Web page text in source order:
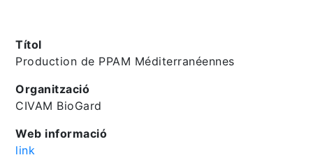
Títol
Production de PPAM Méditerranéennes
Organització
CIVAM BioGard
Web informació
link